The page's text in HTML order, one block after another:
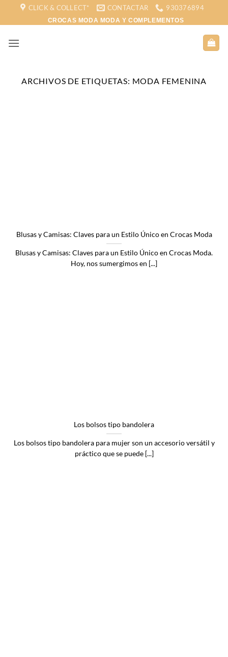
CLICK & COLLECT* CONTACTAR 930376894
CROCAS MODA MODA Y COMPLEMENTOS
ARCHIVOS DE ETIQUETAS: MODA FEMENINA
Blusas y Camisas: Claves para un Estilo Único en Crocas Moda
Blusas y Camisas: Claves para un Estilo Único en Crocas Moda.
Hoy, nos sumergimos en [...]
Los bolsos tipo bandolera
Los bolsos tipo bandolera para mujer son un accesorio versátil y
práctico que se puede [...]